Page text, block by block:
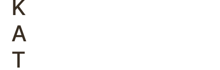
Κ
Α
Τ